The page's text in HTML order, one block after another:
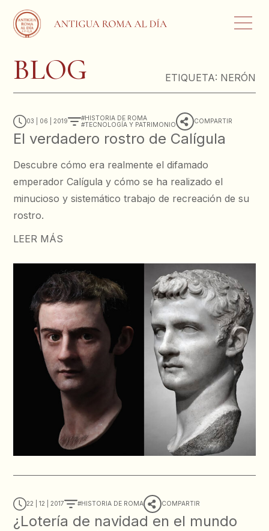
BLOG ETIQUETA: NERÓN
03 | 06 | 2019
HISTORIA DE ROMA
TECNOLOGÍA Y PATRIMONIO
COMPARTIR
El verdadero rostro de Calígula
Descubre cómo era realmente el difamado
emperador Calígula y cómo se ha realizado el
minucioso y sistemático trabajo de recreación de su
rostro.
LEER MÁS
22 | 12 | 2017 HISTORIA DE ROMA COMPARTIR
¿Lotería de navidad en el mundo